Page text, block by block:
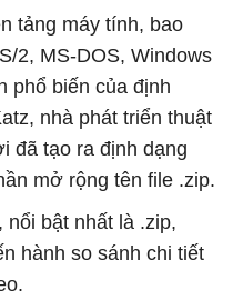
tảng máy tính, bao
2, MS-DOS, Windows
phổ biến của định
nhà phát triển thuật
đã tạo ra định dạng
mở rộng tên file .zip.
nổi bật nhất là .zip,
hành so sánh chi tiết